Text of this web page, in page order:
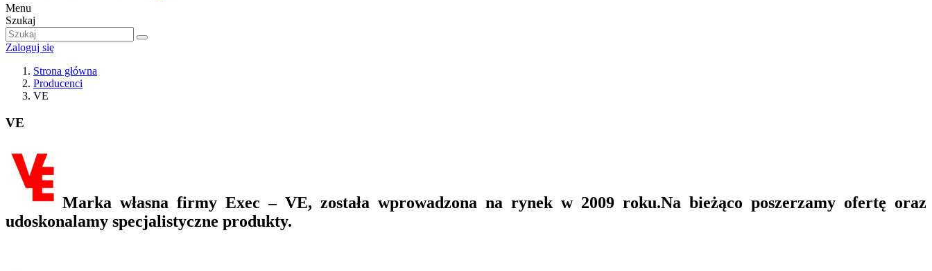
Menu
Szukaj
Zaloguj się
Strona główna
Producenci
VE
VE
Marka własna firmy Exec – VE, została wprowadzona na rynek w 2009 roku.Na bieżąco poszerzamy ofertę oraz
udoskonalamy specjalistyczne produkty.